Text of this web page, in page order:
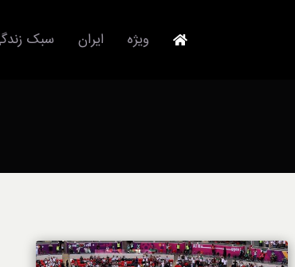
ویژه ایران سبک
استایل
آداب